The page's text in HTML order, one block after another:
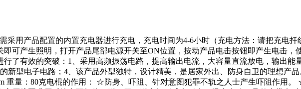
采用产品配置的内置充电器进行充电，充电时间为4-6小时（充电方法：请把充电
可产生照明，打开产品尾部电源开关至ON位置，按动产品电击按钮即产生电击，
了有效的突破：1、采用高频振荡电路，提高输出电流，大容量直流放电，输出
新型电子电路；4、该产品外型独特，设计精美，是居家外出、防身自卫的理想产
重量：80克电棍的作用： ☆防身、吓阻、针对意图犯罪不轨之人士产生吓阻作用